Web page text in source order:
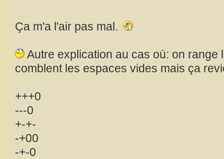
Ça m'a l'air pas mal.
Autre explication au cas où: on range
comblent les espaces vides mais ça
+++0
---0
+-+-
-+00
-+-0